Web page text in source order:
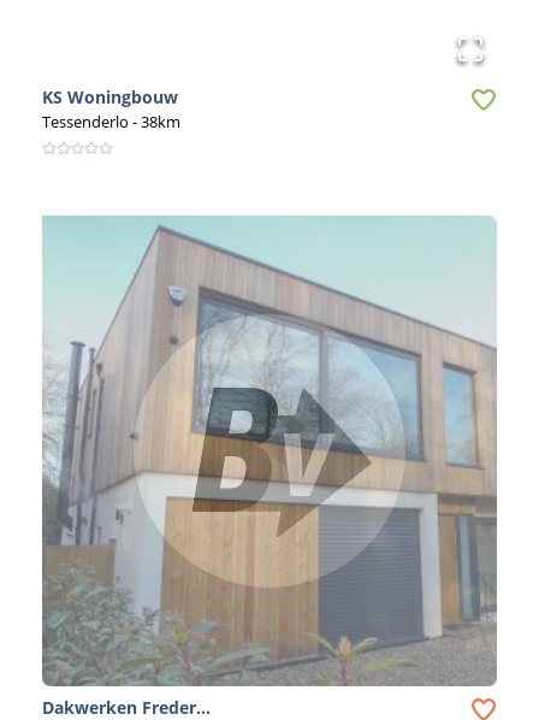
KS Woningbouw
Tessenderlo - 38km
Dakwerken Freder...